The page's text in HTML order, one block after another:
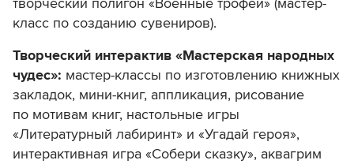
класс по созданию сувениров).
Творческий интерактив «Мастерская народных
чудес»: мастер-классы по изготовлению книжных
закладок, мини-книг, аппликация, рисование
по мотивам книг, настольные игры
«Литературный лабиринт» и «Угадай героя»,
интерактивная игра «Собери сказку», аквагрим